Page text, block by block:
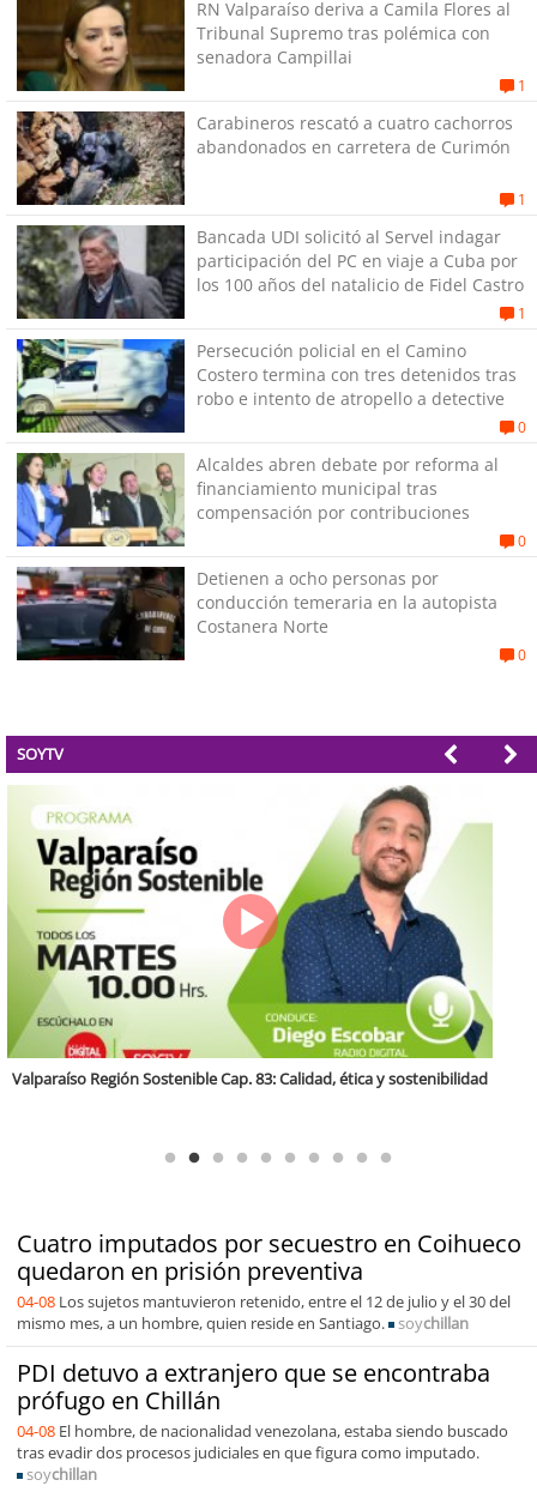
RN Valparaíso deriva a Camila Flores al
Tribunal Supremo tras polémica con
senadora Campillai
1
Carabineros rescató a cuatro cachorros
abandonados en carretera de Curimón
1
Bancada UDI solicitó al Servel indagar
participación del PC en viaje a Cuba por
los 100 años del natalicio de Fidel Castro
1
Persecución policial en el Camino
Costero termina con tres detenidos tras
robo e intento de atropello a detective
0
Alcaldes abren debate por reforma al
financiamiento municipal tras
compensación por contribuciones
0
Detienen a ocho personas por
conducción temeraria en la autopista
Costanera Norte
0
SOYTV
Cuatro imputados por secuestro en Coihueco
quedaron en prisión preventiva
04-08 Los sujetos mantuvieron retenido, entre el 12 de julio y el 30 del
mismo mes, a un hombre, quien reside en Santiago.
soychillan
PDI detuvo a extranjero que se encontraba
prófugo en Chillán
04-08 El hombre, de nacionalidad venezolana, estaba siendo buscado
tras evadir dos procesos judiciales en que figura como imputado.
soychillan